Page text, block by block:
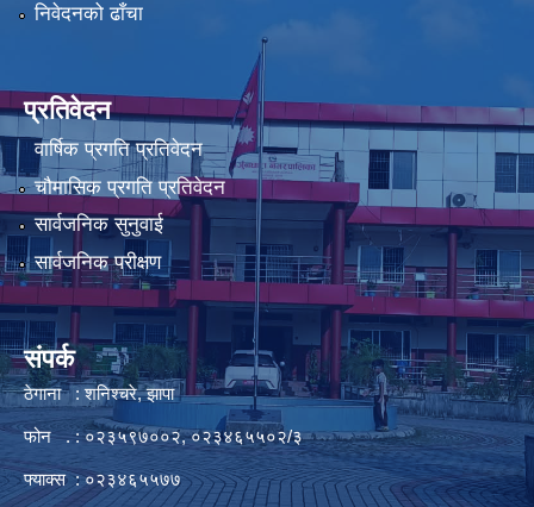
निवेदनको ढाँचा
प्रतिवेदन
वार्षिक प्रगति प्रतिवेदन
चौमासिक प्रगति प्रतिवेदन
सार्वजनिक सुनुवाई
सार्वजनिक परीक्षण
संपर्क
ठेगाना : शनिश्चरे, झापा
फोन . : ०२३५९७००२, ०२३४६५५०२/३
फ्याक्स : ०२३४६५५७७